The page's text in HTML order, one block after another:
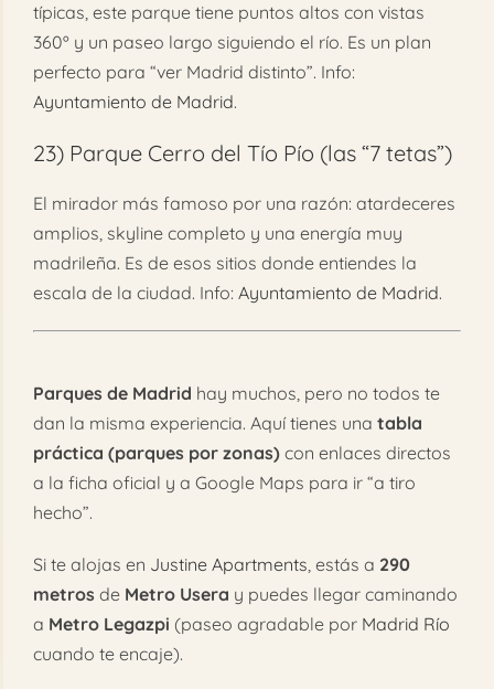
típicas, este parque tiene puntos altos con vistas
360º y un paseo largo siguiendo el río. Es un plan
perfecto para “ver Madrid distinto”. Info:
Ayuntamiento de Madrid.
23) Parque Cerro del Tío Pío (las “7 tetas”)
El mirador más famoso por una razón: atardeceres
amplios, skyline completo y una energía muy
madrileña. Es de esos sitios donde entiendes la
escala de la ciudad. Info: Ayuntamiento de Madrid.
Parques de Madrid hay muchos, pero no todos te
dan la misma experiencia. Aquí tienes una tabla
práctica (parques por zonas)con enlaces directos
a la ficha oficial y a Google Maps para ir “a tiro
hecho”.
Si te alojas en Justine Apartments, estás a 290
metros de Metro Usera y puedes llegar caminando
a Metro Legazpi (paseo agradable por Madrid Río
cuando te encaje).